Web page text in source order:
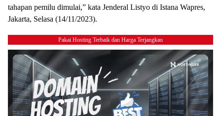
tahapan pemilu dimulai,” kata Jenderal Listyo di Istana Wapres,
Jakarta, Selasa (14/11/2023).
Pakai Hosting Terbaik dan Harga Terjangkau